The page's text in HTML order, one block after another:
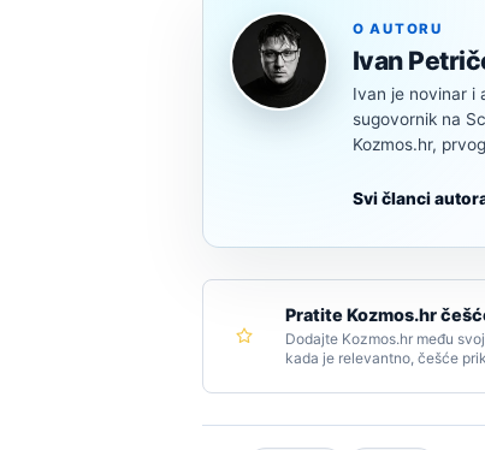
O AUTORU
Ivan
Ivan je novinar i
sugovornik na
Kozmos.hr,
Svi članci
Pratite Kozmos.hr
Dodajte Kozmos.hr među
kada je relevantno, češće